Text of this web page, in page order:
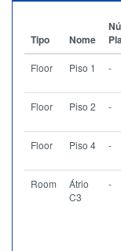
Tipo Nome
Floor Piso 1 -
Floor Piso 2 -
Floor Piso 4 -
Room
Átrio
C3
-